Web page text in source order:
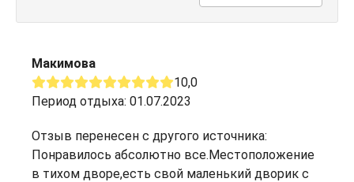
Макимова
10,0
Период отдыха: 01.07.2023
Отзыв перенесен с другого источника:
Понравилось абсолютно все.Местоположение
в тихом дворе,есть свой маленький дворик с